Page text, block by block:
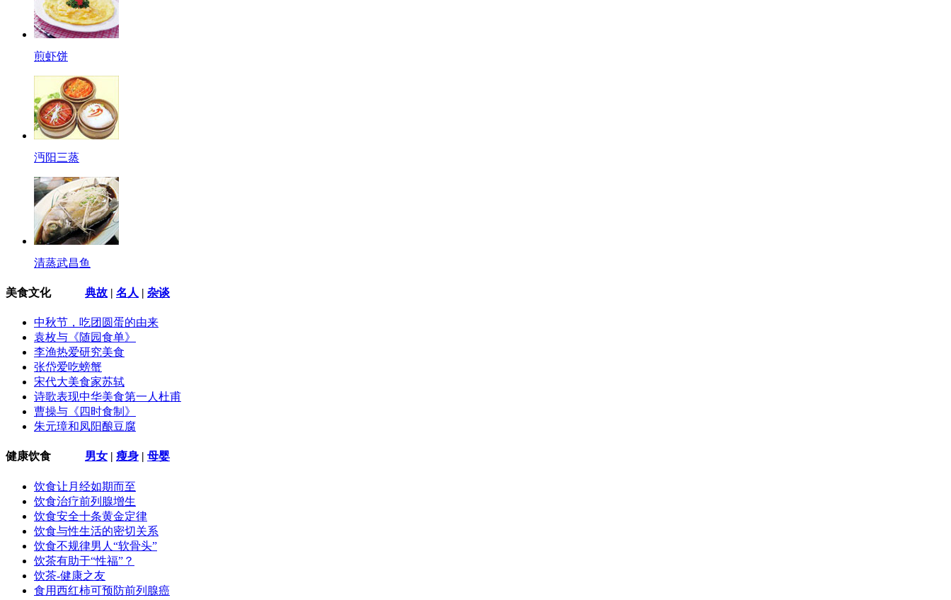
煎虾饼
沔阳三蒸
清蒸武昌鱼
美食文化 典故 | 名人 | 杂谈
中秋节，吃团圆蛋的由来
袁枚与《随园食单》
李渔热爱研究美食
张岱爱吃螃蟹
宋代大美食家苏轼
诗歌表现中华美食第一人杜甫
曹操与《四时食制》
朱元璋和凤阳酿豆腐
健康饮食 男女 瘦身 母婴
饮食让月经如期而至
饮食治疗前列腺增生
饮食安全十条黄金定律
饮食与性生活的密切关系
饮食不规律男人“软骨头”
饮茶有助于“性福”？
饮茶-健康之友
食用西红柿可预防前列腺癌